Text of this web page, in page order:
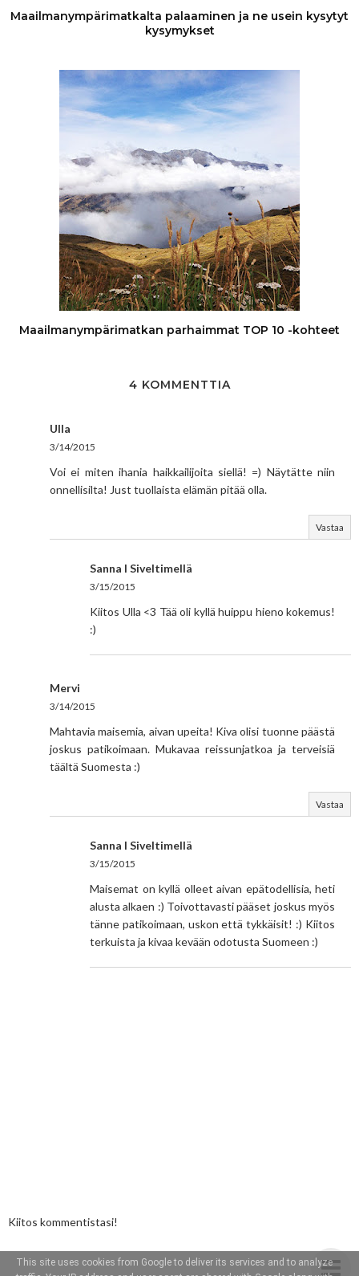
Maailmanympärimatkalta palaaminen ja ne usein kysytyt
kysymykset
Maailmanympärimatkan parhaimmat TOP 10 -kohteet
4 KOMMENTTIA
Ulla
3/14/2015
Voi ei miten ihania haikkailijoita siellä! =) Näytätte niin
onnellisilta! Just tuollaista elämän pitää olla.
Vastaa
Sanna I Siveltimellä
3/15/2015
Kiitos Ulla <3 Tää oli kyllä huippu hieno kokemus!
:)
Mervi
3/14/2015
Mahtavia maisemia, aivan upeita! Kiva olisi tuonne päästä
joskus patikoimaan. Mukavaa reissunjatkoa ja terveisiä
täältä Suomesta :)
Vastaa
Sanna I Siveltimellä
3/15/2015
Maisemat on kyllä olleet aivan epätodellisia, heti
alusta alkaen :) Toivottavasti pääset joskus myös
tänne patikoimaan, uskon että tykkäisit! :) Kiitos
terkuista ja kivaa kevään odotusta Suomeen :)
Kiitos kommentistasi!
This site uses cookies from Google to deliver its services and to analyze